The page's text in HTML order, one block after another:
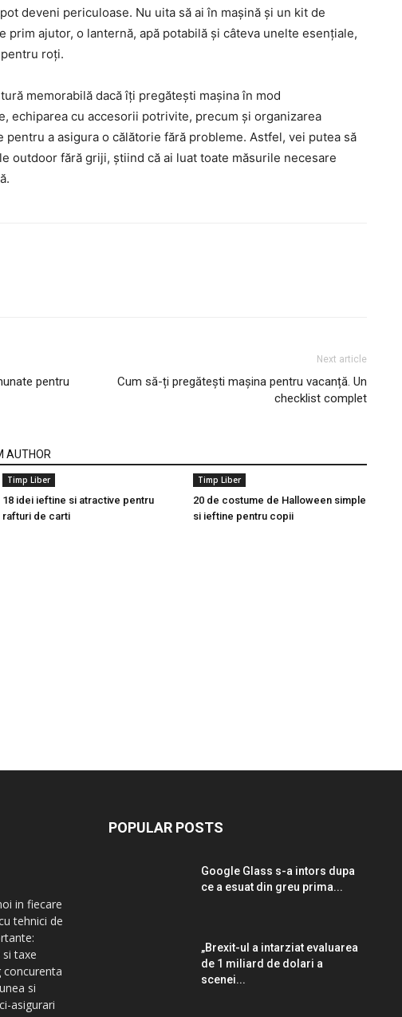
deveni periculoase. Nu uita să ai în mașină și un kit de
prim ajutor, o lanternă, apă potabilă și câteva unelte esențiale,
roți.
memorabilă dacă îți pregătești mașina în mod
echiparea cu accesorii potrivite, precum și organizarea
a asigura o călătorie fără probleme. Astfel, vei putea să
outdoor fără griji, știind că ai luat toate măsurile necesare
pentru
Next article
Cum să-ți pregătești mașina pentru vacanță. Un
checklist complet
AUTHOR
Timp Liber
18 idei ieftine si atractive pentru
rafturi de carti
Timp Liber
20 de costume de Halloween simple
si ieftine pentru copii
in fiecare
tehnici de
taxe
si
asigurari
POPULAR POSTS
Google Glass s-a intors dupa
ce a esuat din greu prima...
„Brexit-ul a intarziat evaluarea
de 1 miliard de dolari a
scenei...